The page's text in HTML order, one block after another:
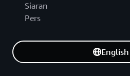
Siaran
Pers
English